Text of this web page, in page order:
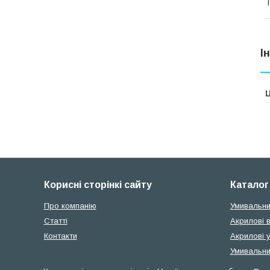
Корисні сторінкі сайту
Про компанію
Статті
Контакти
Акрилові
Акрилові